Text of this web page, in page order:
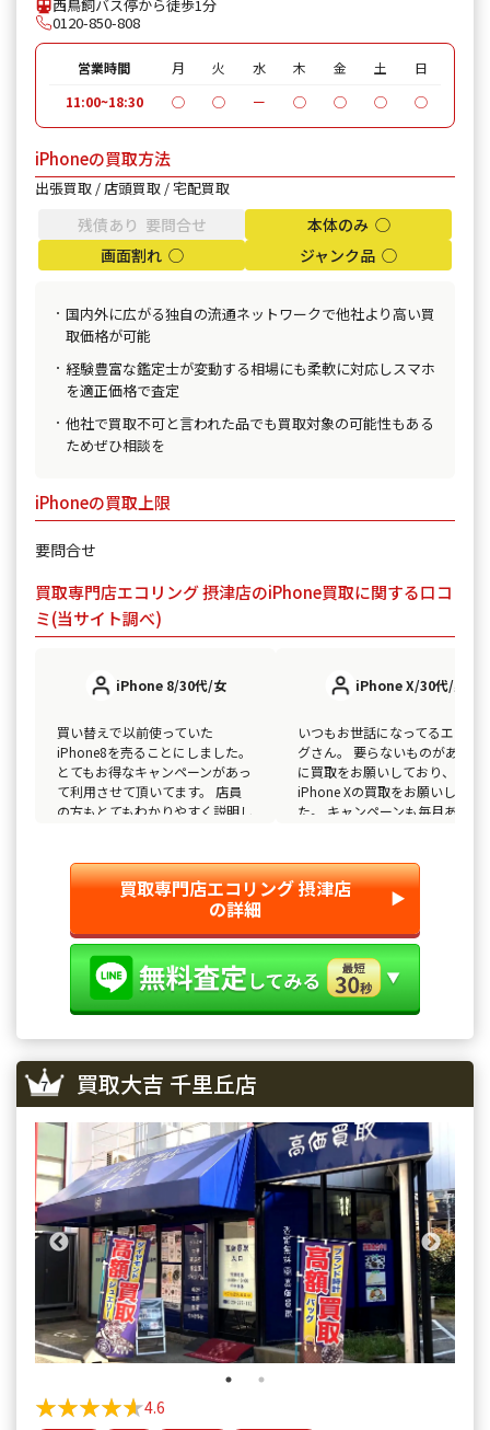
西鳥飼バス停から徒歩1分
0120-850-808
営業時間 月 火 水 木 金 土
日
11:00~18:30
◯ ◯ ー ◯ ◯ ◯ ◯
iPhoneの買取方法
出張買取 / 店頭買取 / 宅配買取
残債あり 要問合せ
本体のみ ◯
画面割れ ◯
ジャンク品 ◯
国内外に広がる独自の流通ネットワークで他社より高い買
取価格が可能
経験豊富な鑑定士が変動する相場にも柔軟に対応しスマホ
を適正価格で査定
他社で買取不可と言われた品でも買取対象の可能性もある
ためぜひ相談を
iPhoneの買取上限
要問合せ
買取専門店エコリング 摂津店のiPhone買取に関する口コ
ミ(当サイト調べ)
iPhone 8/30代/女
買い替えで以前使っていた
iPhone8を売ることにしました。
とてもお得なキャンペーンがあっ
て利用させて頂いてます。 店員
の方もとてもわかりやすく説明し
いしたいと思います。
iPhone X/30代/男
いつもお世話になってるエコリ
グさん。 要らないものがある度
に買取をお願いしており、今回
iPhone Xの買取をお願いしまし
た。 キャンペーンも毎月あるし
以外の買取屋さんに行く事がな
なりました。
買取専門店エコリング 摂津店
の詳細 ▶︎
買取大吉 千里丘店
★★★★★
★★★★★4.6